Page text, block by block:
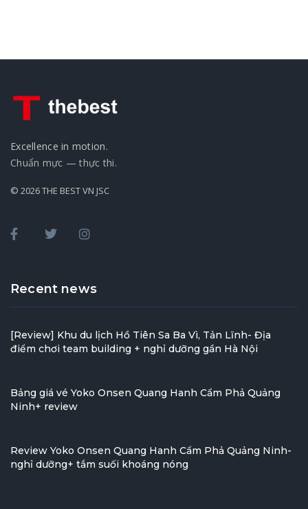
Excellence in motion.
Chuẩn mực — thực thi.
© 2026 THE BEST VN JSC
Recent news
[Review] Khu du lịch Hồ Tiên Sa Ba Vì, Tản Lĩnh- Địa
điểm chơi team building + nghỉ dưỡng gần Hà Nội
Bảng giá vé Yoko Onsen Quang Hanh Cẩm Phả Quảng
Ninh+ review
Review Yoko Onsen Quang Hanh Cẩm Phả Quảng Ninh-
nghỉ dưỡng+ tắm suối khoáng nóng